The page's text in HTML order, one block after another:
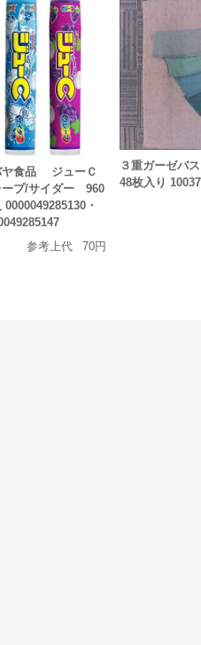
ヤ食品 ジューＣ
ープ/サイダー 960
0000049285130・
参考上代
70円
３重ガーゼバ
48枚入り